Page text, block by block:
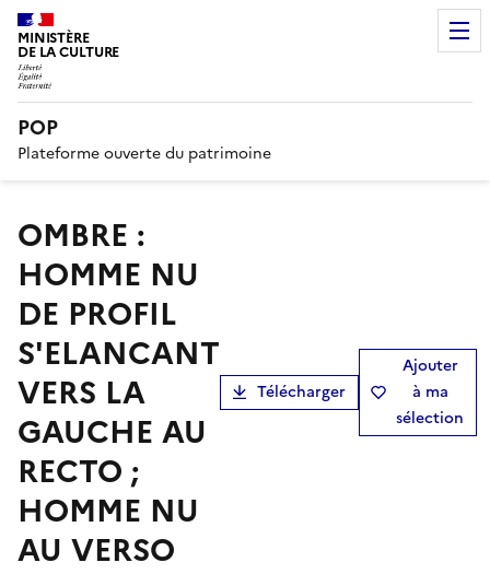
MINISTÈRE
DE LA CULTURE
POP
Plateforme ouverte du patrimoine
OMBRE :
HOMME NU
DE PROFIL
S'ELANCANT
VERS LA
GAUCHE AU
RECTO ;
HOMME NU
AU VERSO
Télécharger
Ajouter
à ma
sélection